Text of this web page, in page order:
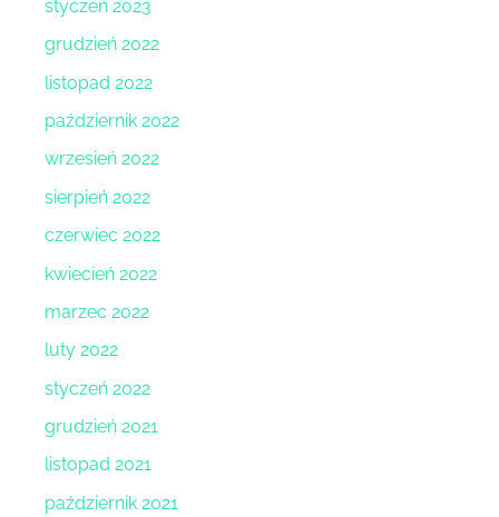
styczeń 2023
grudzień 2022
listopad 2022
październik 2022
wrzesień 2022
sierpień 2022
czerwiec 2022
kwiecień 2022
marzec 2022
luty 2022
styczeń 2022
grudzień 2021
listopad 2021
październik 2021